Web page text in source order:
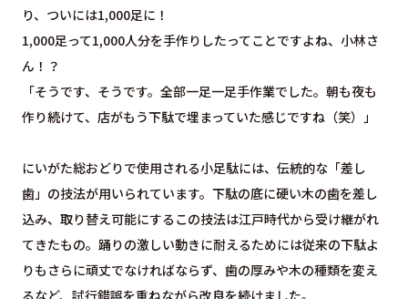
り、ついには1,000足に！
1,000足って1,000人分を手作りしたってことですよね、小林さ
ん！？
「そうです、そうです。全部一足一足手作業でした。朝も夜も
作り続けて、店がもう下駄で埋まっていた感じですね（笑）」
にいがた総おどりで使用される小足駄には、伝統的な「差し
歯」の技法が用いられています。下駄の底に硬い木の歯を差し
込み、取り替え可能にするこの技法は江戸時代から受け継がれ
てきたもの。踊りの激しい動きに耐えるためには従来の下駄よ
りもさらに頑丈でなければならず、歯の厚みや木の種類を変え